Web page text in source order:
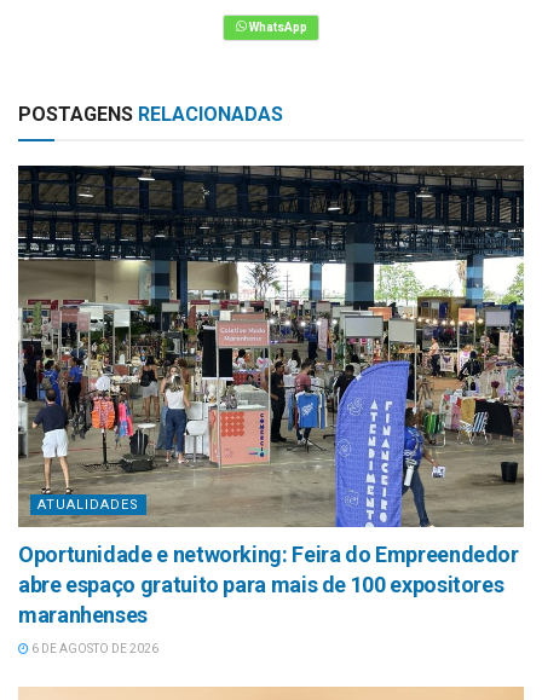
POSTAGENS RELACIONADAS
ATUALIDADES
Oportunidade e networking: Feira do Empreendedor
abre espaço gratuito para mais de 100 expositores
maranhenses
6 DE AGOSTO DE 2026